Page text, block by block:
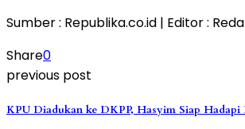
Sumber : Republika.co.id | Editor :
Share0
previous post
KPU Diadukan ke DKPP, Hasyim Siap Hadapi